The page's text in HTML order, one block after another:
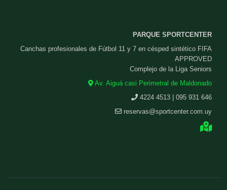
PARQUE SPORTCENTER
Canchas profesionales de Fútbol 11 y 7 en césped sintético FIFA
APPROVED
Complejo de la Liga Seniors
Av. Aiguá casi Perimetral de Maldonado
4224 4513 | 095 931 646
reservas@sportcenter.com.uy